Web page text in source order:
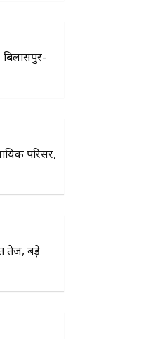
परिसर,
तेज, बड़े